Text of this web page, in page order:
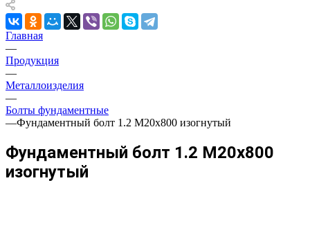
Главная
—
Продукция
—
Металлоизделия
—
Болты фундаментные
—Фундаментный болт 1.2 М20х800 изогнутый
Фундаментный болт 1.2 М20х800
изогнутый